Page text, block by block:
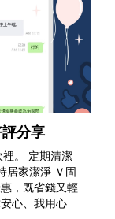
分享
。 定期清潔
居家潔淨 Ｖ固
，既省錢又輕
心、我用心